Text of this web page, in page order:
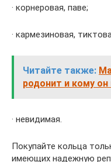
· корнеровая, паве;
· кармезиновая,
Читайте также:
родонит и кому он
· невидимая.
Покупайте кольца
имеющих надежную